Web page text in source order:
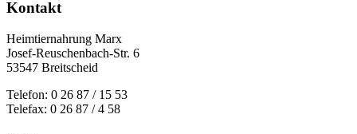
Kontakt
Heimtiernahrung Marx
Josef-Reuschenbach-Str. 6
53547 Breitscheid
Telefon: 0 26 87 / 15 53
Telefax: 0 26 87 / 4 58